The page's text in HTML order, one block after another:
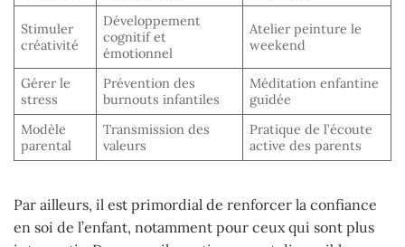
Stimuler
créativité
Développement
cognitif et
émotionnel
Atelier peinture le
weekend
Gérer le
stress
Prévention des
burnouts infantiles
Méditation enfantine
guidée
Modèle
parental
Transmission des
valeurs
Pratique de l’écoute
active des parents
Par ailleurs, il est primordial de renforcer la confiance
en soi de l’enfant, notamment pour ceux qui sont plus